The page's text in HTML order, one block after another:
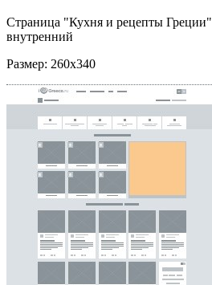
Страница "Кухня и рецепты Греции"
внутренний
Размер: 260x340